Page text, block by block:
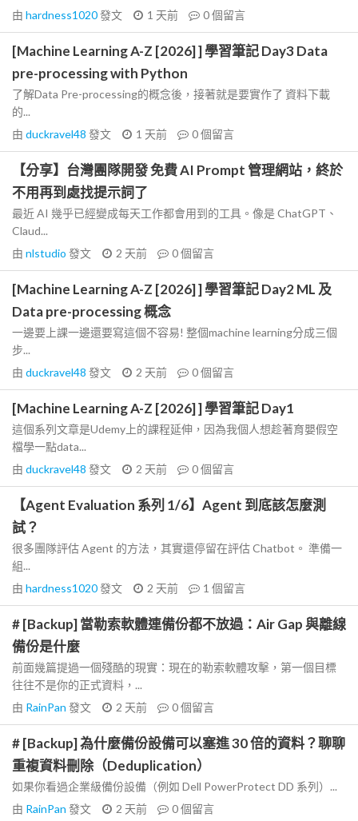
由 hardness1020發文 1 天前 0個留言
[Machine Learning A-Z [2026] ] 學習筆記 Day3 Data
pre-processing with Python
了解Data Pre-processing的概念後，接著就是要實作了 資料下載
的...
由 duckravel48 發文 1 天前 0個留言
【分享】台灣團隊開發 免費 AI Prompt 管理網站，終於
不用再到處找提示詞了
最近 AI 幾乎已經變成每天工作都會用到的工具。像是 ChatGPT、
Claud...
由 nlstudio 發文 2 天前 0個留言
[Machine Learning A-Z [2026] ] 學習筆記 Day2 ML 及
Data pre-processing 概念
一邊要上課一邊還要寫這個不容易! 整個machine learning分成三個
步...
由 duckravel48 發文 2 天前 0個留言
[Machine Learning A-Z [2026] ] 學習筆記 Day1
這個系列文章是Udemy上的課程延伸，因為我個人想趁著育嬰假空
檔學一點data...
由 duckravel48 發文 2 天前 0個留言
【Agent Evaluation 系列 1/6】Agent 到底該怎麼測
試？
很多團隊評估 Agent 的方法，其實還停留在評估 Chatbot。 準備一
組...
由 hardness1020發文 2 天前 1 個留言
# [Backup] 當勒索軟體連備份都不放過：Air Gap 與離線
備份是什麼
前面幾篇提過一個殘酷的現實：現在的勒索軟體攻擊，第一個目標
往往不是你的正式資料，...
由 RainPan 發文 2 天前 0個留言
# [Backup] 為什麼備份設備可以塞進 30 倍的資料？聊聊
重複資料刪除（Deduplication）
如果你看過企業級備份設備（例如 Dell PowerProtect DD 系列）...
由 RainPan 發文 2 天前 0個留言